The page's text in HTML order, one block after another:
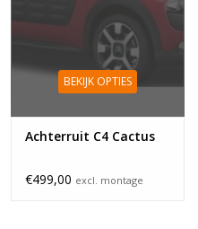
BEKIJK OPTIES
Achterruit C4 Cactus
€499,00 excl. montage